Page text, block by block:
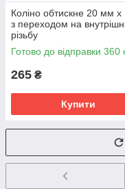
Коліно обтискне 20 мм х
з переходом на
різьбу
Готово до відправки 360
265 ₴
Купити